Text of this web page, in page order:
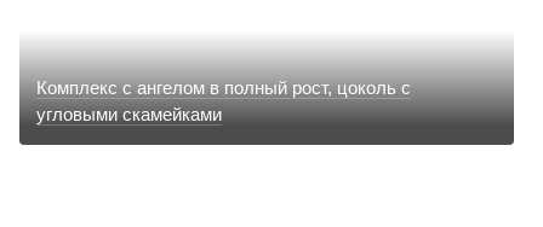
Комплекс с ангелом в полный рост, цоколь с
угловыми скамейками